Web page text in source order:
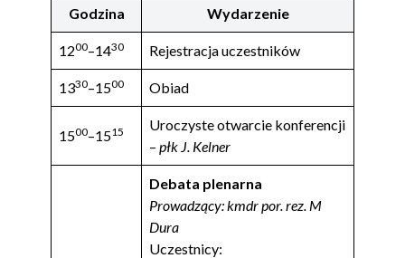
Godzina Wydarzenie
1200–1430 Rejestracja uczestników
1330–1500 Obiad
1500–1515
Uroczyste otwarcie konferencji
– płk J. Kelner
Debata plenarna
Prowadzący: kmdr por. rez. M
Dura
Uczestnicy: